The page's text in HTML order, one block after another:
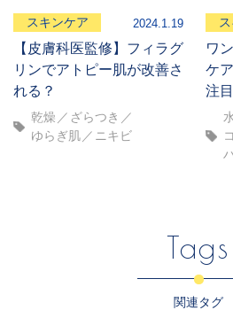
スキンケア 2024.1.19
【皮膚科医監修】フィラグ
リンでアトピー肌が改善さ
れる？
乾燥
ざらつき
ゆらぎ肌
ニキビ
ワ
ケ
注
Tags
関連タグ